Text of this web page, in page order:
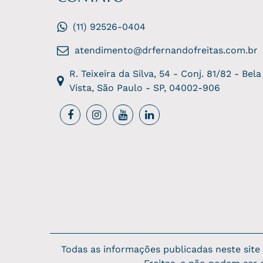
(11) 92526-0404
atendimento@drfernandofreitas.com.br
R. Teixeira da Silva, 54 - Conj. 81/82 - Bela
Vista, São Paulo - SP, 04002-906
Todas as informações publicadas neste